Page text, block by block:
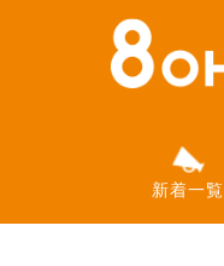
新着一覧